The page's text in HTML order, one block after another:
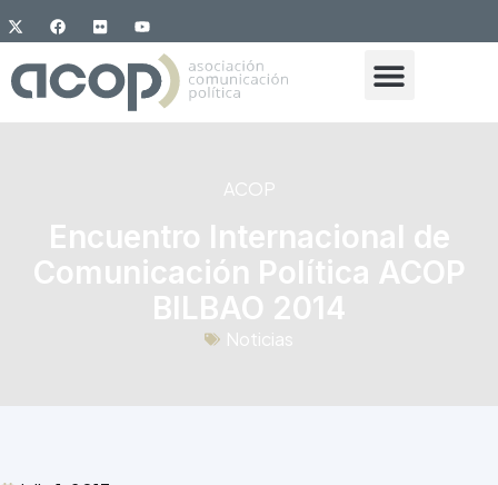
ACOP
Encuentro Internacional de
Comunicación Política ACOP
BILBAO 2014
Noticias